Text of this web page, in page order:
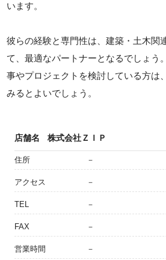
います。
彼らの経験と専門性は、建築・土木関
て、最適なパートナーとなるでしょう
事やプロジェクトを検討している方は
みるとよいでしょう。
店舗名 株式会社ＺＩＰ
住所 －
アクセス －
TEL －
FAX －
営業時間 －